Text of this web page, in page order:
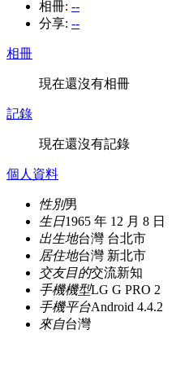
相冊: --
分享: --
相冊
現在還沒有相冊
記錄
現在還沒有記錄
個人資料
性別男
生日1965 年 12 月 8 日
出生地台灣 台北市
居住地台灣 新北市
交友目的交流新知
手機機型LG G PRO 2
手機平台Android 4.4.2
來自台灣